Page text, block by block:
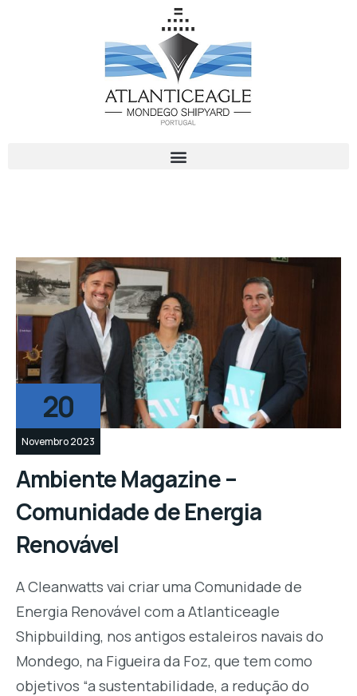
20
Novembro 2023
Ambiente Magazine –
Comunidade de Energia
Renovável
A Cleanwatts vai criar uma Comunidade de
Energia Renovável com a Atlanticeagle
Shipbuilding, nos antigos estaleiros navais do
Mondego, na Figueira da Foz, que tem como
objetivos “a sustentabilidade, a redução do